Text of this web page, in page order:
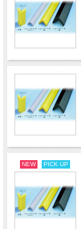
NEW PICK UP